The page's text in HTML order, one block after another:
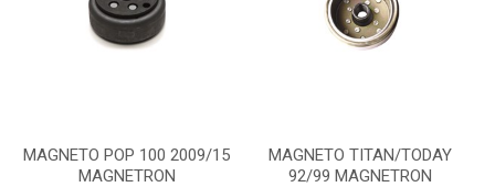
MAGNETO POP 100 2009/15
MAGNETRON
MAGNETO TITAN/TODAY
92/99 MAGNETRON